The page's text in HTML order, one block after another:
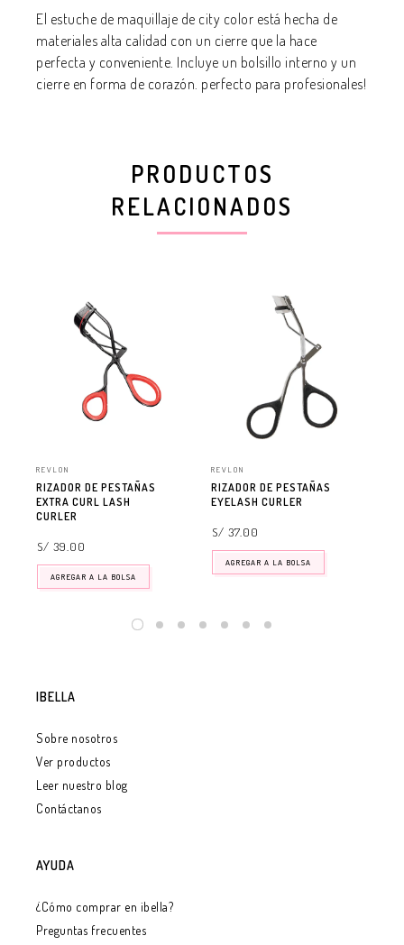
El estuche de maquillaje de city color está hecha de
materiales alta calidad con un cierre que la hace
perfecta y conveniente. Incluye un bolsillo interno y un
cierre en forma de corazón. perfecto para profesionales!
PRODUCTOS
RELACIONADOS
REVLON
RIZADOR DE PESTAÑAS
EXTRA CURL LASH
CURLER
S/ 39.00
AGREGAR A LA BOLSA
REVLON
RIZADOR DE PESTAÑAS
EYELASH CURLER
S/ 37.00
AGREGAR A LA BOLSA
IBELLA
Sobre nosotros
Ver productos
Leer nuestro blog
Contáctanos
AYUDA
¿Cómo comprar en ibella?
Preguntas frecuentes